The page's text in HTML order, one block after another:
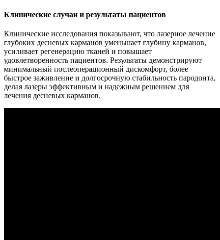
Клинические случаи и результаты пациентов
Клинические исследования показывают, что лазерное лечение
глубоких десневых карманов уменьшает глубину карманов,
усиливает регенерацию тканей и повышает
удовлетворенность пациентов. Результаты демонстрируют
минимальный послеоперационный дискомфорт, более
быстрое заживление и долгосрочную стабильность пародонта,
делая лазеры эффективным и надежным решением для
лечения десневых карманов.